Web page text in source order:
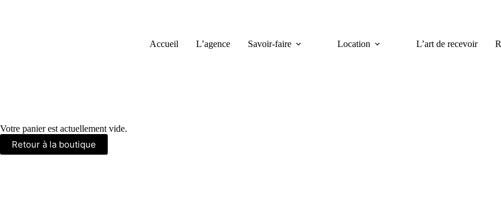
Accueil
L’agence Savoir-faire Location L’art de recevoir
Votre panier est actuellement vide.
Retour à la boutique